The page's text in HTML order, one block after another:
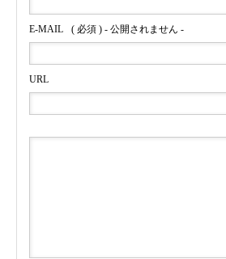
E-MAIL ( 必須 ) - 公開されません -
URL